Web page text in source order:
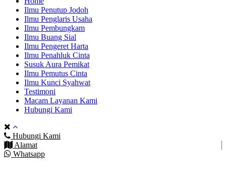
Ilmu Penutup Jodoh
Ilmu Penglaris Usaha
Ilmu Pembungkam
Ilmu Buang Sial
Ilmu Pengeret Harta
Ilmu Penahluk Cinta
Susuk Aura Pemikat
Ilmu Pemutus Cinta
Ilmu Kunci Syahwat
Testimoni
Macam Layanan Kami
Hubungi Kami
Hubungi Kami
Alamat
Whatsapp